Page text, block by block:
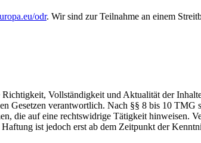
odr. Wir sind zur Teilnahme an einem
Vollständigkeit und Aktualität der
Gesetzen verantwortlich. Nach §§ 8 bis 10
die auf eine rechtswidrige Tätigkeit hinweisen.
ist jedoch erst ab dem Zeitpunkt der